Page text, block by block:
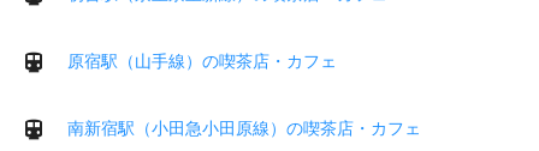
原宿駅（山手線）の喫茶店・カフェ
南新宿駅（小田急小田原線）の喫茶店・カフェ